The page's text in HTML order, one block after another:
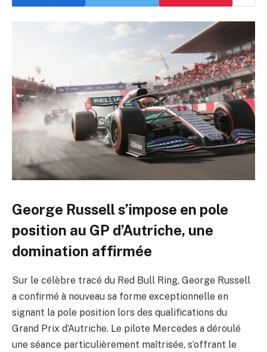
George Russell s’impose en pole
position au GP d’Autriche, une
domination affirmée
Sur le célèbre tracé du Red Bull Ring, George Russell
a confirmé à nouveau sa forme exceptionnelle en
signant la pole position lors des qualifications du
Grand Prix d’Autriche. Le pilote Mercedes a déroulé
une séance particulièrement maîtrisée, s’offrant le